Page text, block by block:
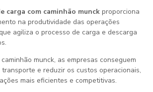
carga com caminhão munck proporciona
na produtividade das operações
agiliza o processo de carga e descarga
munck, as empresas conseguem
e reduzir os custos operacionais,
mais eficientes e competitivas.